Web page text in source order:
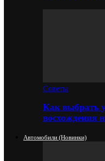
Советы
Как выбрать
восхождения
Автомобили (новинки)